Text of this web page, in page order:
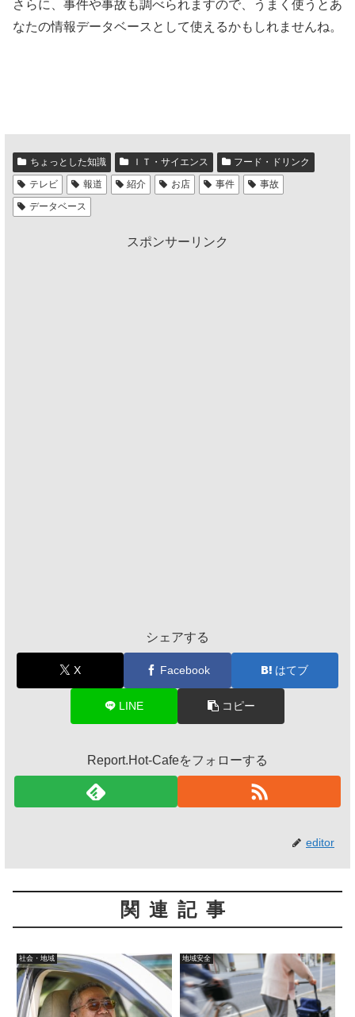
さらに、事件や事故も調べられますので、うまく使うとあ
なたの情報データベースとして使えるかもしれませんね。
ちょっとした知識 ＩＴ・サイエンス
フード・ドリンク
テレビ
報道 紹介 お店 事件
事故
データベース
スポンサーリンク
シェアする
X Facebook はてブ
LINE コピー
Report.Hot-Cafeをフォローする
editor
関連記事
社会・地域 地域安全